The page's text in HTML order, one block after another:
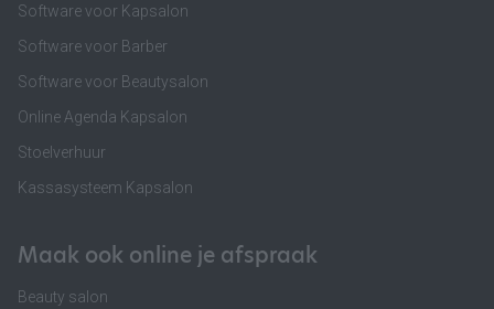
Software voor Kapsalon
Software voor Barber
Software voor Beautysalon
Online Agenda Kapsalon
Stoelverhuur
Kassasysteem Kapsalon
Maak ook online je afspraak
Beauty salon